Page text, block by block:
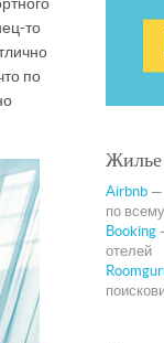
то
по
Жилье
Airbnb —
по
Booking
отелей